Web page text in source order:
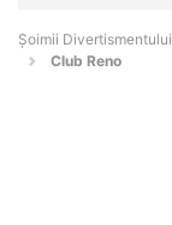
Şoimii Divertismentului
Club Reno